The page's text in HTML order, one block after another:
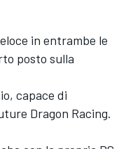
in entrambe le
posto sulla
capace di
Dragon Racing.